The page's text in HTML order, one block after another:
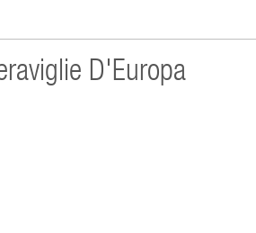
D'Europa